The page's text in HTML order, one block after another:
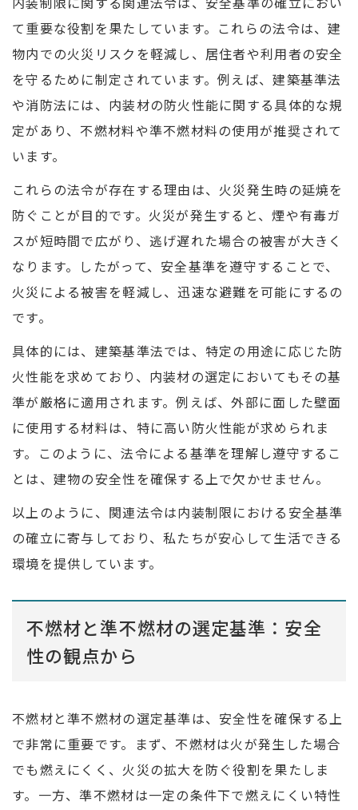
て重要な役割を果たしています。これらの法令は、建
物内での火災リスクを軽減し、居住者や利用者の安全
を守るために制定されています。例えば、建築基準法
や消防法には、内装材の防火性能に関する具体的な規
定があり、不燃材料や準不燃材料の使用が推奨されて
います。
これらの法令が存在する理由は、火災発生時の延焼を
防ぐことが目的です。火災が発生すると、煙や有毒ガ
スが短時間で広がり、逃げ遅れた場合の被害が大きく
なります。したがって、安全基準を遵守することで、
火災による被害を軽減し、迅速な避難を可能にするの
です。
具体的には、建築基準法では、特定の用途に応じた防
火性能を求めており、内装材の選定においてもその基
準が厳格に適用されます。例えば、外部に面した壁面
に使用する材料は、特に高い防火性能が求められま
す。このように、法令による基準を理解し遵守するこ
とは、建物の安全性を確保する上で欠かせません。
以上のように、関連法令は内装制限における安全基準
の確立に寄与しており、私たちが安心して生活できる
環境を提供しています。
不燃材と準不燃材の選定基準：安全
性の観点から
不燃材と準不燃材の選定基準は、安全性を確保する上
で非常に重要です。まず、不燃材は火が発生した場合
でも燃えにくく、火災の拡大を防ぐ役割を果たしま
す。一方、準不燃材は一定の条件下で燃えにくい特性